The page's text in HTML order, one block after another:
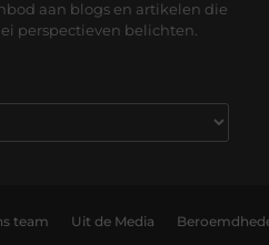
aan blogs en artikelen die
perspectieven belichten.
team Uit de Media